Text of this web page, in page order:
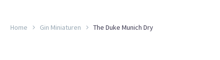
Home Gin Miniaturen The Duke Munich Dry